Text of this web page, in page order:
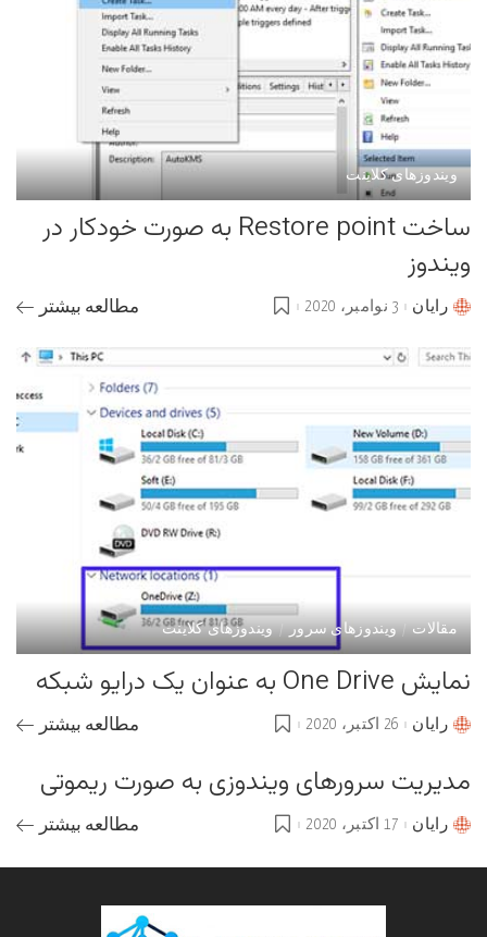
ویندوزهای کلاینت
ساخت Restore point به صورت خودکار در
ویندوز
Postedرایان 3 نوامبر، 2020 مطالعه بیشتر
مقالات ویندوزهای سرور ویندوزهای کلاینت
نمایش One Drive به عنوان یک درایو شبکه
Postedرایان 26 اکتبر، 2020 مطالعه بیشتر
مدیریت سرورهای ویندوزی به صورت ریموتی
Postedرایان 17 اکتبر، 2020 مطالعه بیشتر